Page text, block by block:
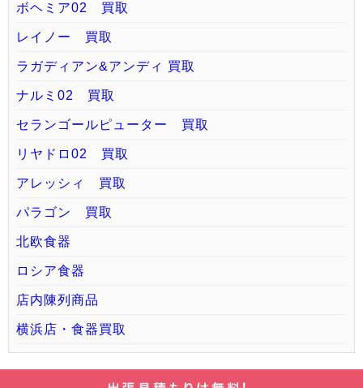
ボヘミア02 買取
レイノー 買取
ラガディアン&アンディ 買取
ナルミ02 買取
セランゴールピューター 買取
リヤドロ02 買取
アレッシィ 買取
パラゴン 買取
北欧食器
ロシア食器
店内陳列商品
横浜店・食器買取